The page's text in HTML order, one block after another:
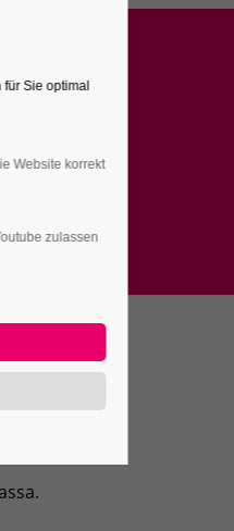
Suite 600
Sie optimal
Website korrekt
zulassen